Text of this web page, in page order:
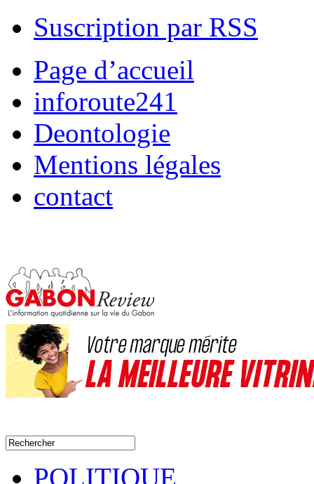
Suscription par RSS
Page d’accueil
inforoute241
Deontologie
Mentions légales
contact
POLITIQUE